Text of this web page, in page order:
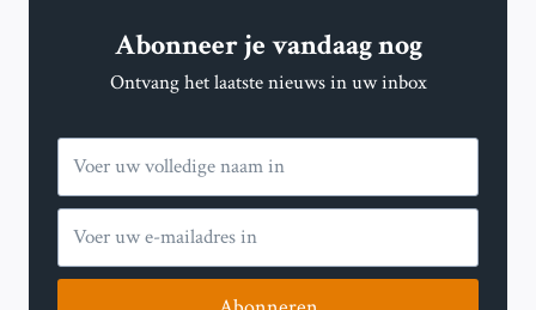
Abonneer je vandaag nog
Ontvang het laatste nieuws in uw inbox